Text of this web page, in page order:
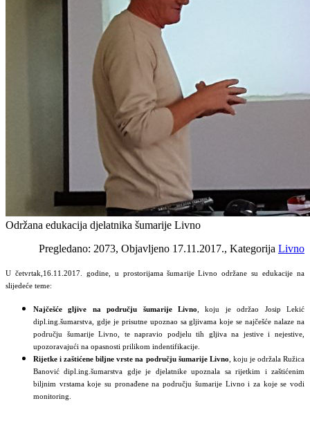
Održana edukacija djelatnika šumarije Livno
Pregledano: 2073, Objavljeno 17.11.2017., Kategorija Livno
U četvrtak,16.11.2017. godine, u prostorijama šumarije Livno održane su edukacije na
slijedeće teme:
Najčešće gljive na području šumarije Livno , koju je održao Josip Lekić
dipl.ing.šumarstva, gdje je prisutne upoznao sa gljivama koje se najčešće nalaze na
području šumarije Livno, te napravio podjelu tih gljiva na jestive i nejestive,
upozoravajući na opasnosti prilikom indentifikacije.
Rijetke i zaštićene biljne vrste na području šumarije Livno , koju je održala Ružica
Banović dipl.ing.šumarstva gdje je djelatnike upoznala sa rijetkim i zaštićenim
biljnim vrstama koje su pronađene na području šumarije Livno i za koje se vodi
monitoring.